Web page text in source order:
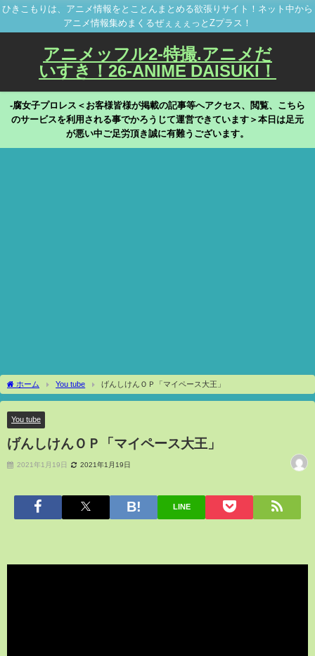
ひきこもりは、アニメ情報をとことんまとめる欲張りサイト！ネット中から
アニメ情報集めまくるぜぇぇぇっとZプラス！
アニメッフル2-特撮.アニメだ
いすき！26-ANIME DAISUKI！
-腐女子プロレス＜お客様皆様が掲載の記事等へアクセス、閲覧、こちら
のサービスを利用される事でかろうじて運営できています＞本日は足元
が悪い中ご足労頂き誠に有難うございます。
ホーム You tube げんしけんＯＰ「マイペース大王」
You tube
げんしけんＯＰ「マイペース大王」
2021年1月19日 2021年1月19日
LINE